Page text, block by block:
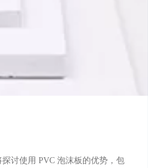
讨使用 PVC 泡沫板的优势，包